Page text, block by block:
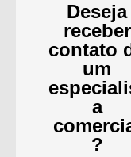
Deseja
receber
contato
um
a
?